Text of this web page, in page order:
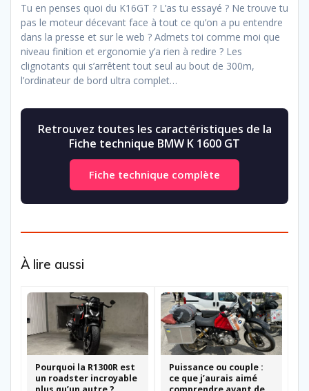
Tu en penses quoi du K16GT ? L’as tu essayé ? Ne trouve tu
pas le moteur décevant face à tout ce qu’on a pu entendre
dans la presse et sur le web ? Admets toi comme moi que
niveau finition et ergonomie y’a rien à redire ? Les
clignotants qui s’arrêtent tout seul au bout de 300m,
l’ordinateur de bord ultra complet…
Retrouvez toutes les caractéristiques de la
Fiche technique BMW K 1600 GT
Fiche technique complète
À lire aussi
Pourquoi la R1300R est
un roadster incroyable
Puissance ou couple :
ce que j’aurais aimé